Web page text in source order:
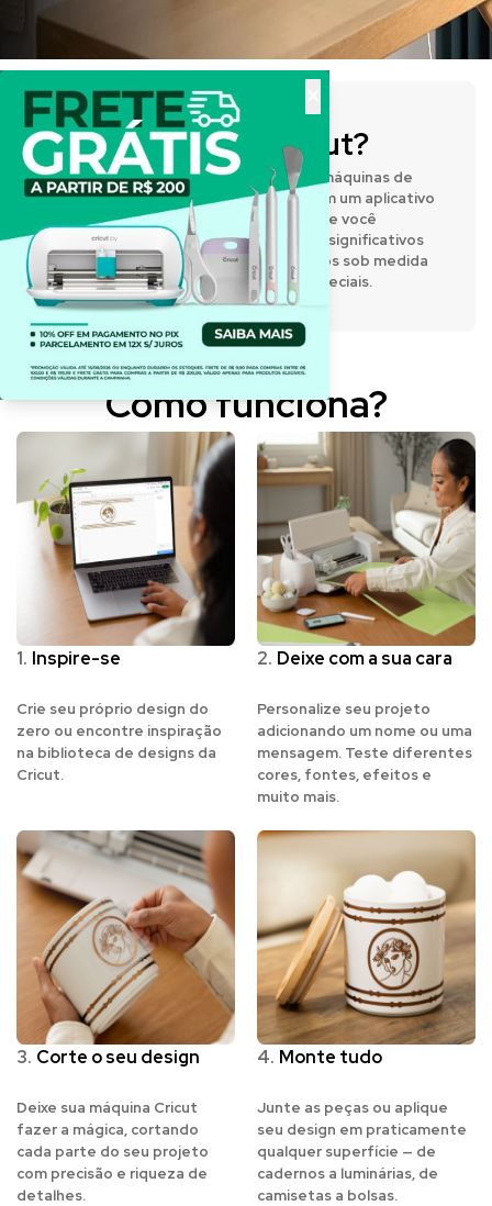
O que é a Cricut?
A Cricut® fabrica prensas térmicas e máquinas de
corte inteligentes que funcionam com um aplicativo
de design fácil de usar, permitindo que você
expresse sua criatividade e crie itens significativos
e personalizados. Desenvolva projetos sob medida
para o dia a dia e para momentos especiais.
Como funciona?
1. Inspire-se
Crie seu próprio design do
zero ou encontre inspiração
na biblioteca de designs da
Cricut.
2. Deixe com a sua cara
Personalize seu projeto
adicionando um nome ou uma
mensagem. Teste diferentes
cores, fontes, efeitos e
muito mais.
3. Corte o seu design
Deixe sua máquina Cricut
fazer a mágica, cortando
cada parte do seu projeto
com precisão e riqueza de
detalhes.
4. Monte tudo
Junte as peças ou aplique
seu design em praticamente
qualquer superfície — de
cadernos a luminárias, de
camisetas a bolsas.